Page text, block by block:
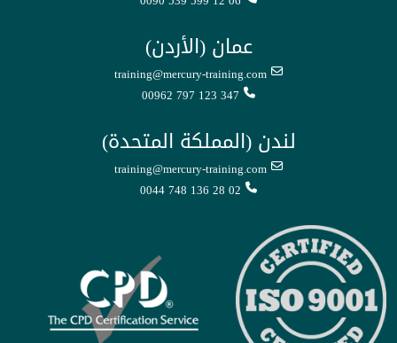
عمان (الأردن)
training@mercury-training.com
00962 797 123 347
لندن (المملكة المتحدة)
training@mercury-training.com
0044 748 136 28 02